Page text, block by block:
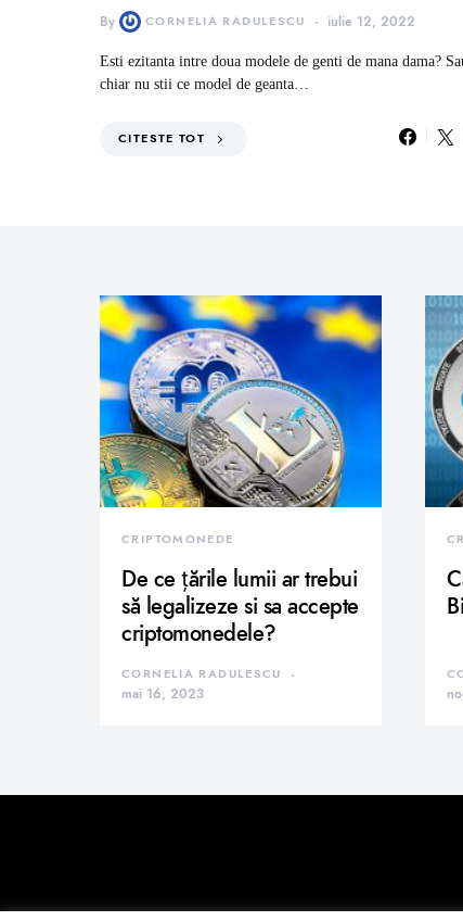
By CORNELIA RADULESCU iulie 12, 2022
Esti ezitanta intre doua modele de genti de mana dama?
chiar nu stii ce model de geanta…
CITESTE TOT
CRIPTOMONEDE
De ce țările lumii ar trebui
să legalizeze si sa accepte
criptomonedele?
CORNELIA RADULESCU
mai 16, 2023